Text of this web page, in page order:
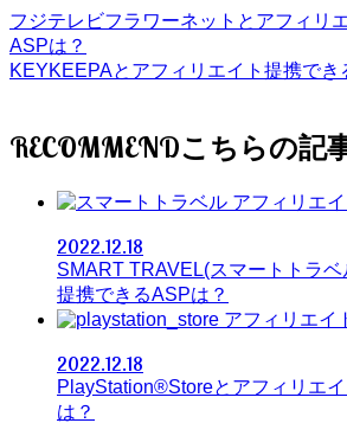
フジテレビフラワーネットとアフィリ
ASPは？
KEYKEEPAとアフィリエイト提携でき
RECOMMEND
アフィリエイ
2022.12.18
SMART TRAVEL(スマートトラベ
提携できるASPは？
アフィリエイ
2022.12.18
PlayStation®Storeとアフィリエ
は？